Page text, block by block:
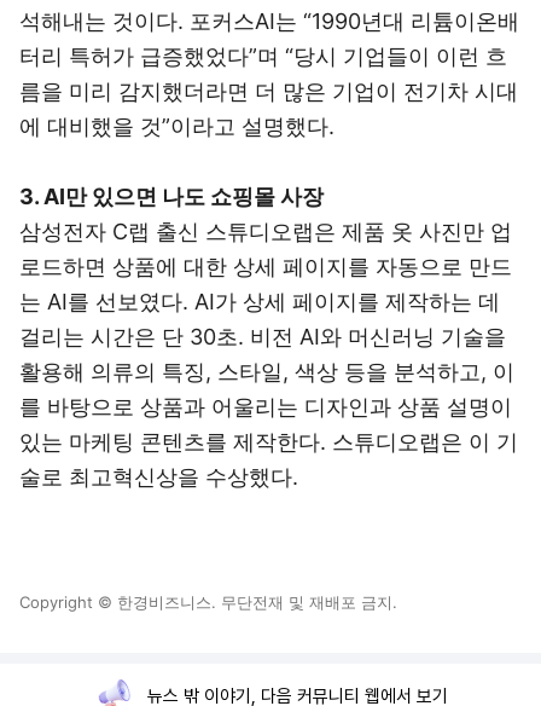
석해내는 것이다. 포커스AI는 “1990년대 리튬이온배
터리 특허가 급증했었다”며 “당시 기업들이 이런 흐
름을 미리 감지했더라면 더 많은 기업이 전기차 시대
에 대비했을 것”이라고 설명했다.
3. AI만 있으면 나도 쇼핑몰 사장
삼성전자 C랩 출신 스튜디오랩은 제품 옷 사진만 업
로드하면 상품에 대한 상세 페이지를 자동으로 만드
는 AI를 선보였다. AI가 상세 페이지를 제작하는 데
걸리는 시간은 단 30초. 비전 AI와 머신러닝 기술을
활용해 의류의 특징, 스타일, 색상 등을 분석하고, 이
를 바탕으로 상품과 어울리는 디자인과 상품 설명이
있는 마케팅 콘텐츠를 제작한다. 스튜디오랩은 이 기
술로 최고혁신상을 수상했다.
Copyright © 한경비즈니스. 무단전재 및 재배포 금지.
뉴스 밖 이야기, 다음 커뮤니티 웹에서 보기